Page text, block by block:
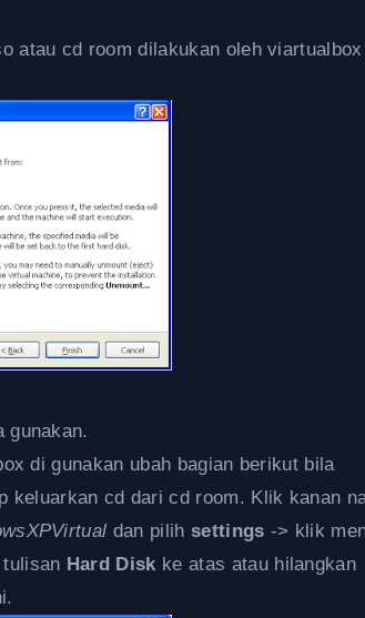
atau cd room dilakukan oleh viartualbox
gunakan.
di gunakan ubah bagian berikut bila
keluarkan cd dari cd room. Klik kanan
dan pilih settings -> klik
Hard Diskke atas atau hilangkan